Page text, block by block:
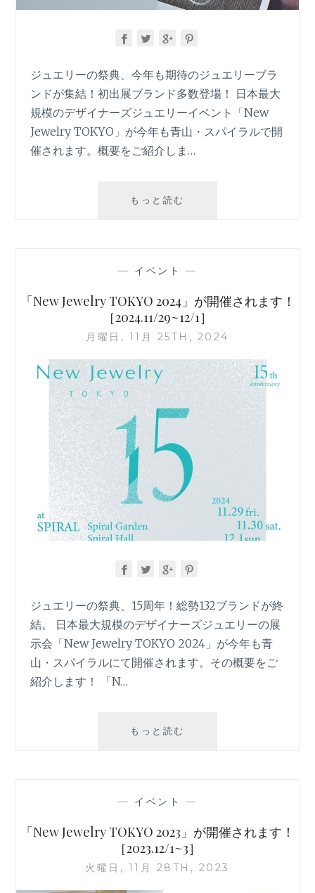
ジュエリーの祭典、今年も期待のジュエリーブラ
ンドが集結！初出展ブランド多数登場！ 日本最大
規模のデザイナーズジュエリーイベント「New
Jewelry TOKYO」が今年も青山・スパイラルで開
催されます。概要をご紹介しま…
もっと読む
さ
れ
ま
［2025.11/28~11/30］
— イベント —
「New Jewelry TOKYO 2024」が開催されます！
［2024.11/29~12/1］
月曜日, 11月 25TH, 2024
ジュエリーの祭典、15周年！総勢132ブランドが終
結。 日本最大規模のデザイナーズジュエリーの展
示会「New Jewelry TOKYO 2024」が今年も青
山・スパイラルにて開催されます。その概要をご
紹介します！ 「N…
もっと読む
さ
れ
ま
— イベント —
「New Jewelry TOKYO 2023」が開催されます！
［2023.12/1~3］
火曜日, 11月 28TH, 2023